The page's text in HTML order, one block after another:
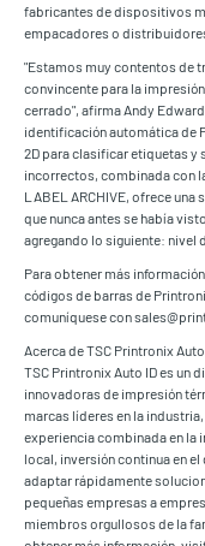
fabricantes de dispositivos
empacadores o
"Estamos muy contentos de
convincente para la
cerrado", afirma Andy
identificación automática de
2D para clasificar etiquetas y
incorrectos, combinada con
LABEL ARCHIVE, ofrece
que nunca antes se había
agregando lo siguiente: nivel
Para obtener más
códigos de barras de
comuníquese con
Acerca de TSC Printronix
TSC Printronix Auto ID es un
innovadoras de impresión
marcas líderes en la
experiencia combinada en la
local, inversión continua en
adaptar rápidamente
pequeñas empresas a
miembros orgullosos de la